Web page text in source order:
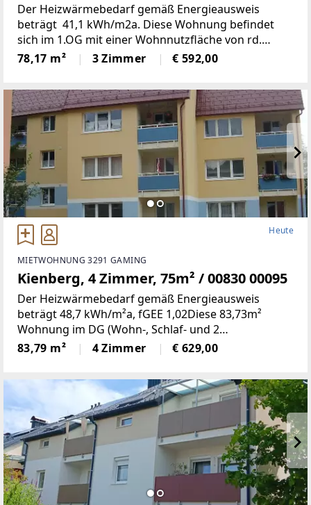
Der Heizwärmebedarf gemäß Energieausweis
beträgt 41,1 kWh/m2a. Diese Wohnung befindet
sich im 1.OG mit einer Wohnnutzfläche von rd.
78m2; Wohn-, Schlaf- und Kinderzimmer, Bad, WC,
Abstell- und Vorraum sowie eine Loggia.1
78,17 m² 3 Zimmer € 592,00
Heute
MIETWOHNUNG 3291 GAMING
Kienberg, 4 Zimmer, 75m² / 00830 00095
Der Heizwärmebedarf gemäß Energieausweis
beträgt 48,7 kWh/m²a, fGEE 1,02Diese 83,73m²
Wohnung im DG (Wohn-, Schlaf- und 2
Kinderzimmer, Küche, Bad, WC, Abstell- und
Vorraum, Loogia) befindet sich in einer ruhigen
83,79 m² 4 Zimmer € 629,00